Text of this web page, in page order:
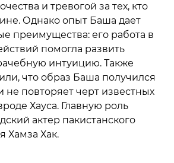
и тревогой за тех, кто
Однако опыт Баша дает
преимущества: его работа в
помогла развить
интуицию. Также
что образ Баша получился
повторяет черт известных
Хауса. Главную роль
актер пакистанского
Хамза Хак.